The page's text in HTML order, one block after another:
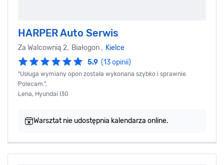
HARPER Auto Serwis
Za Walcownią 2, Białogon , Kielce
5.9 (13 opinii)
"Usługa wymiany opon została wykonana szybko i sprawnie.
Polecam.",
Lena, Hyundai I30
Warsztat nie udostępnia kalendarza online.